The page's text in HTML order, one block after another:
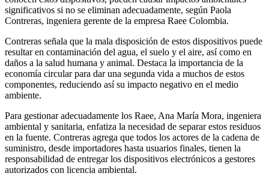
significativos si no se eliminan adecuadamente, según Paola
Contreras, ingeniera gerente de la empresa Raee Colombia.
Contreras señala que la mala disposición de estos dispositivos puede
resultar en contaminación del agua, el suelo y el aire, así como en
daños a la salud humana y animal. Destaca la importancia de la
economía circular para dar una segunda vida a muchos de estos
componentes, reduciendo así su impacto negativo en el medio
ambiente.
Para gestionar adecuadamente los Raee, Ana María Mora, ingeniera
ambiental y sanitaria, enfatiza la necesidad de separar estos residuos
en la fuente. Contreras agrega que todos los actores de la cadena de
suministro, desde importadores hasta usuarios finales, tienen la
responsabilidad de entregar los dispositivos electrónicos a gestores
autorizados con licencia ambiental.